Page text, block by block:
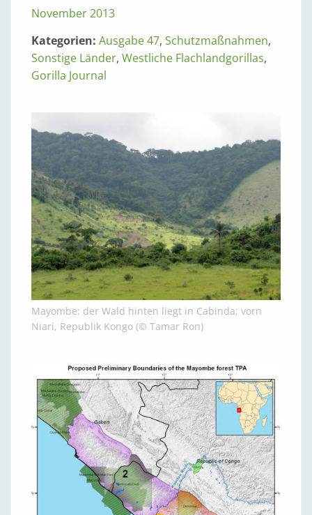
November 2013
Kategorien: Ausgabe 47, Schutzmaßnahmen,
Sonstige Länder, Westliche Flachlandgorillas,
Gorilla Journal
Mayombe: der Wald hinten liegt in Cabinda; vorn
Niari, Republik Kongo (© Tamar Ron)